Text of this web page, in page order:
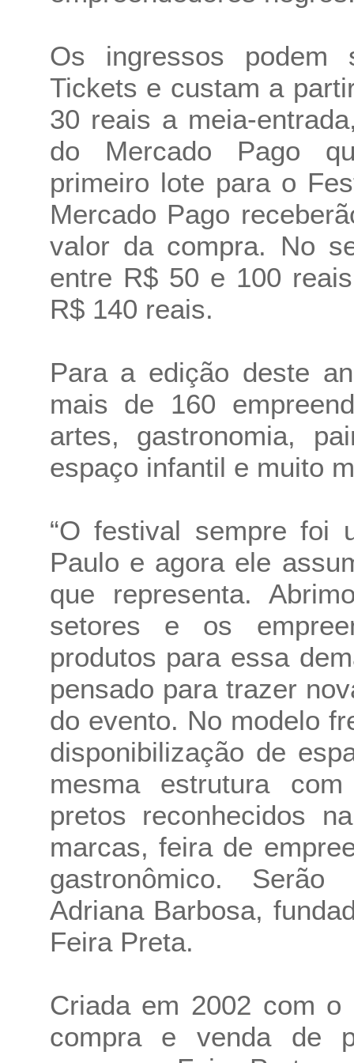
Os ingressos
Tickets e custam a
30 reais a meia-
do Mercado Pago
primeiro lote para o
Mercado Pago
valor da compra. No
entre R$ 50 e 100
R$ 140 reais.
Para a edição deste
mais de 160
artes, gastronomia,
espaço infantil e muito
“O festival sempre foi
Paulo e agora ele
que representa.
setores e os
produtos para essa
pensado para trazer
do evento. No modelo
disponibilização de
mesma estrutura
pretos reconhecidos
marcas, feira de
gastronômico. Serão
Adriana Barbosa,
Feira Preta.
Criada em 2002 com
compra e venda de